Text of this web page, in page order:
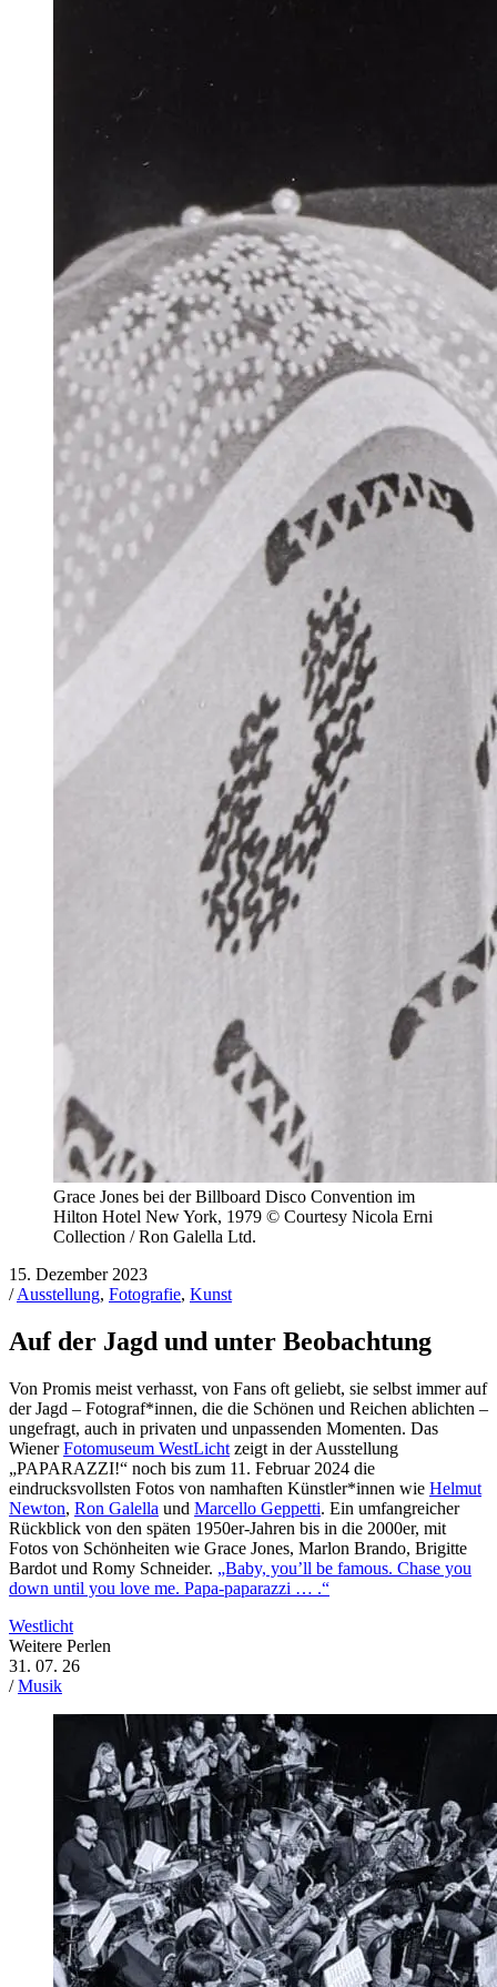
Grace Jones bei der Billboard Disco Convention im
Hilton Hotel New York, 1979 © Courtesy Nicola Erni
Collection / Ron Galella Ltd.
15. Dezember 2023
/Ausstellung, Fotografie, Kunst
Auf der Jagd und unter Beobachtung
Von Promis meist verhasst, von Fans oft geliebt, sie selbst immer auf
der Jagd – Fotograf*innen, die die Schönen und Reichen ablichten –
ungefragt, auch in privaten und unpassenden Momenten. Das
WienerFotomuseum WestLicht zeigt in der Ausstellung
„PAPARAZZI!“ noch bis zum 11. Februar 2024 die
eindrucksvollsten Fotos von namhaften Künstler*innen wie Helmut
Newton, Ron Galella und Marcello Geppetti. Ein umfangreicher
Rückblick von den späten 1950er-Jahren bis in die 2000er, mit
Fotos von Schönheiten wie Grace Jones, Marlon Brando, Brigitte
Bardot und Romy Schneider. „Baby, you’ll be famous. Chase you
down until you love me. Papa-paparazzi … .“
Westlicht
Weitere Perlen
31. 07. 26
/Musik